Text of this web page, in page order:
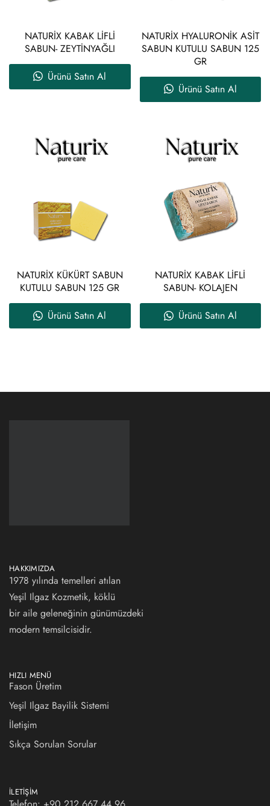
NATURİX KABAK LİFLİ
SABUN- ZEYTİNYAĞLI
Ürünü Satın Al
NATURİX HYALURONİK ASİT
SABUN KUTULU SABUN 125
GR
Ürünü Satın Al
NATURİX KÜKÜRT SABUN
KUTULU SABUN 125 GR
Ürünü Satın Al
NATURİX KABAK LİFLİ
SABUN- KOLAJEN
Ürünü Satın Al
HAKKIMIZDA
1978 yılında temelleri atılan
Yeşil Ilgaz Kozmetik, köklü
bir aile geleneğinin günümüzdeki
modern temsilcisidir.
HIZLI MENÜ
Fason Üretim
Yeşil Ilgaz Bayilik Sistemi
İletişim
Sıkça Sorulan Sorular
İLETIŞIM